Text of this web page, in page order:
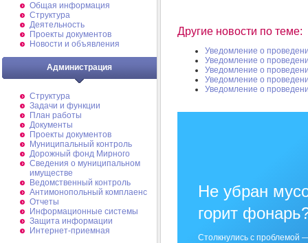
Общая информация
Структура
Деятельность
Проекты документов
Новости и объявления
Администрация
Структура
Задачи и функции
План работы
Документы
Проекты документов
Муниципальный контроль
Дорожный фонд Мирного
Cведения о муниципальном
имуществе
Ведомственный контроль
Антимонопольный комплаенс
Отчеты
Информационные системы
Защита информации
Интернет-приемная
Другие новости по теме:
Уведомление о
Уведомление о
Уведомление о
Уведомление о
Уведомление о
Не убран
горит
Столкнулись с проблемой